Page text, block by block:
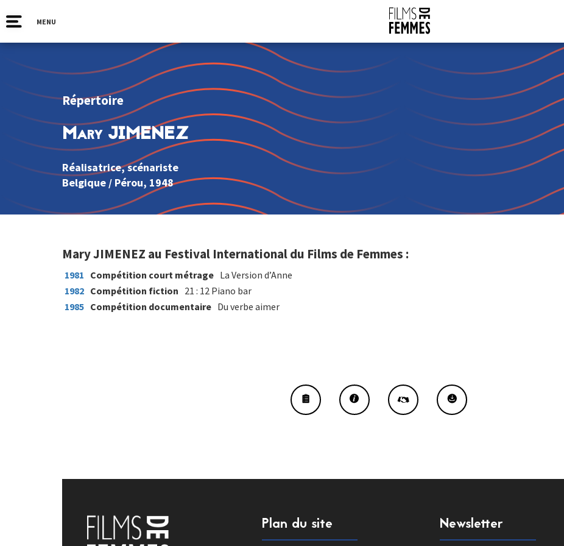
MENU
Répertoire
Mary JIMENEZ
Réalisatrice, scénariste
Belgique / Pérou, 1948
Mary JIMENEZ au Festival International du Films de Femmes :
1981 Compétition court métrage La Version d’Anne
1982 Compétition fiction 21 : 12 Piano bar
1985 Compétition documentaire Du verbe aimer
Plan du site Newsletter